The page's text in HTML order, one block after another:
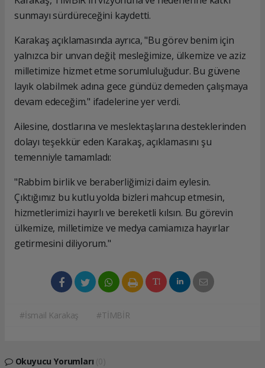
sunmayı sürdüreceğini kaydetti.
Karakaş açıklamasında ayrıca, "Bu görev benim için
yalnızca bir unvan değil; mesleğimize, ülkemize ve aziz
milletimize hizmet etme sorumluluğudur. Bu güvene
layık olabilmek adına gece gündüz demeden çalışmaya
devam edeceğim." ifadelerine yer verdi.
Ailesine, dostlarına ve meslektaşlarına desteklerinden
dolayı teşekkür eden Karakaş, açıklamasını şu
temenniyle tamamladı:
"Rabbim birlik ve beraberliğimizi daim eylesin.
Çıktığımız bu kutlu yolda bizleri mahcup etmesin,
hizmetlerimizi hayırlı ve bereketli kılsın. Bu görevin
ülkemize, milletimize ve medya camiamıza hayırlar
getirmesini diliyorum."
#İsmail Karakaş #TİMBİR
Okuyucu Yorumları (0)